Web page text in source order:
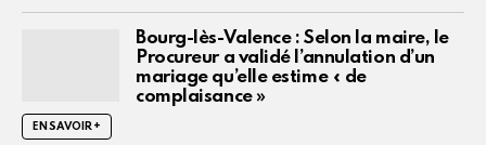
Bourg-lès-Valence : Selon la maire, le
Procureur a validé l’annulation d’un
mariage qu’elle estime « de
complaisance »
EN SAVOIR +